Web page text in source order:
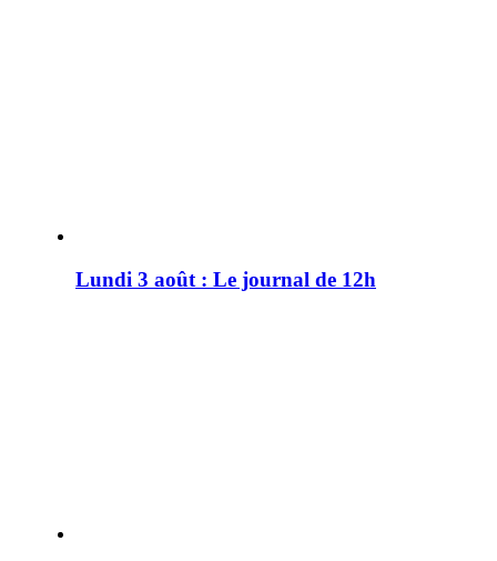
Lundi 3 août : Le journal de 12h